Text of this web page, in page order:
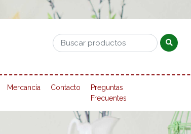
Mercancía Contacto
Preguntas
Frecuentes